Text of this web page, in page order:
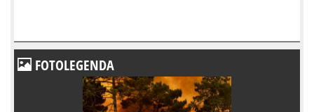
FOTOLEGENDA